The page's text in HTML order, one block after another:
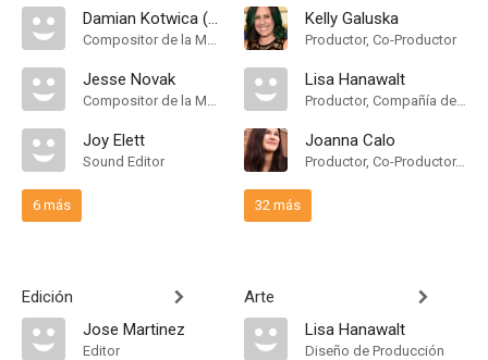
Damian Kotwica (GLADIUS)
Compositor de la Música Original
Jesse Novak
Compositor de la Música Original, Música
Joy Elett
Sound Editor
6 más
Edición
Jose Martinez
Editor
Kelly Galuska
Productor, Co-Productor
Lisa Hanawalt
Productor, Compañía de Produccion, Co-Productor, Co-Productor Ejecutivo, Productor Supervisor, Production Designer
Joanna Calo
Productor, Co-Productor, Co-Productor Ejecutivo, Productor Supervisor
32 más
Arte
Lisa Hanawalt
Diseño de Producción